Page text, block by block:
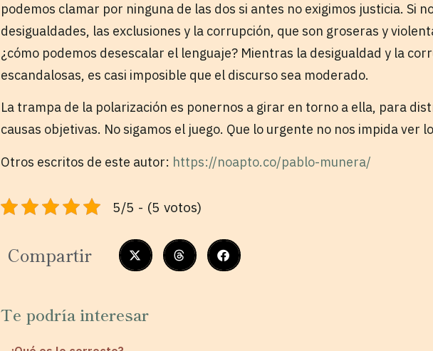
podemos clamar por ninguna de las dos si antes no exigimos justicia. Si
desigualdades, las exclusiones y la corrupción, que son groseras y
¿cómo podemos desescalar el lenguaje? Mientras la desigualdad y la
escandalosas, es casi imposible que el discurso sea moderado.
La trampa de la polarización es ponernos a girar en torno a ella, para
causas objetivas. No sigamos el juego. Que lo urgente no nos impida ver
Otros escritos de este autor: https://noapto.co/pablo-munera/
5/5 - (5 votos)
Compartir
Te podría interesar